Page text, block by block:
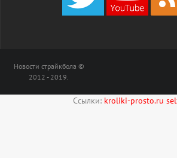
Новости страйкбола ©
2012 - 2019.
Ссылки: kroliki-prosto.ru